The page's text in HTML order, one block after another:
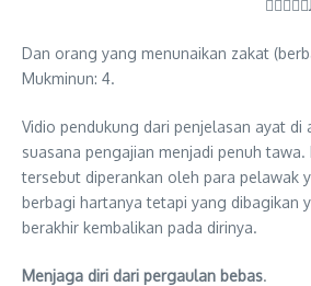
Dan orang yang menunaikan zakat
Mukminun: 4.
Vidio pendukung dari penjelasan ayat di
suasana pengajian menjadi penuh tawa.
tersebut diperankan oleh para pelawak
berbagi hartanya tetapi yang dibagikan
berakhir kembalikan pada dirinya.
Menjaga diri dari pergaulan bebas.